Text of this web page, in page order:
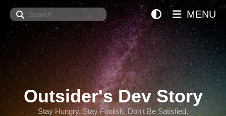
Search
Outsider's Dev Story
Stay Hungry. Stay Foolish. Don't Be Satisfied.
MENU